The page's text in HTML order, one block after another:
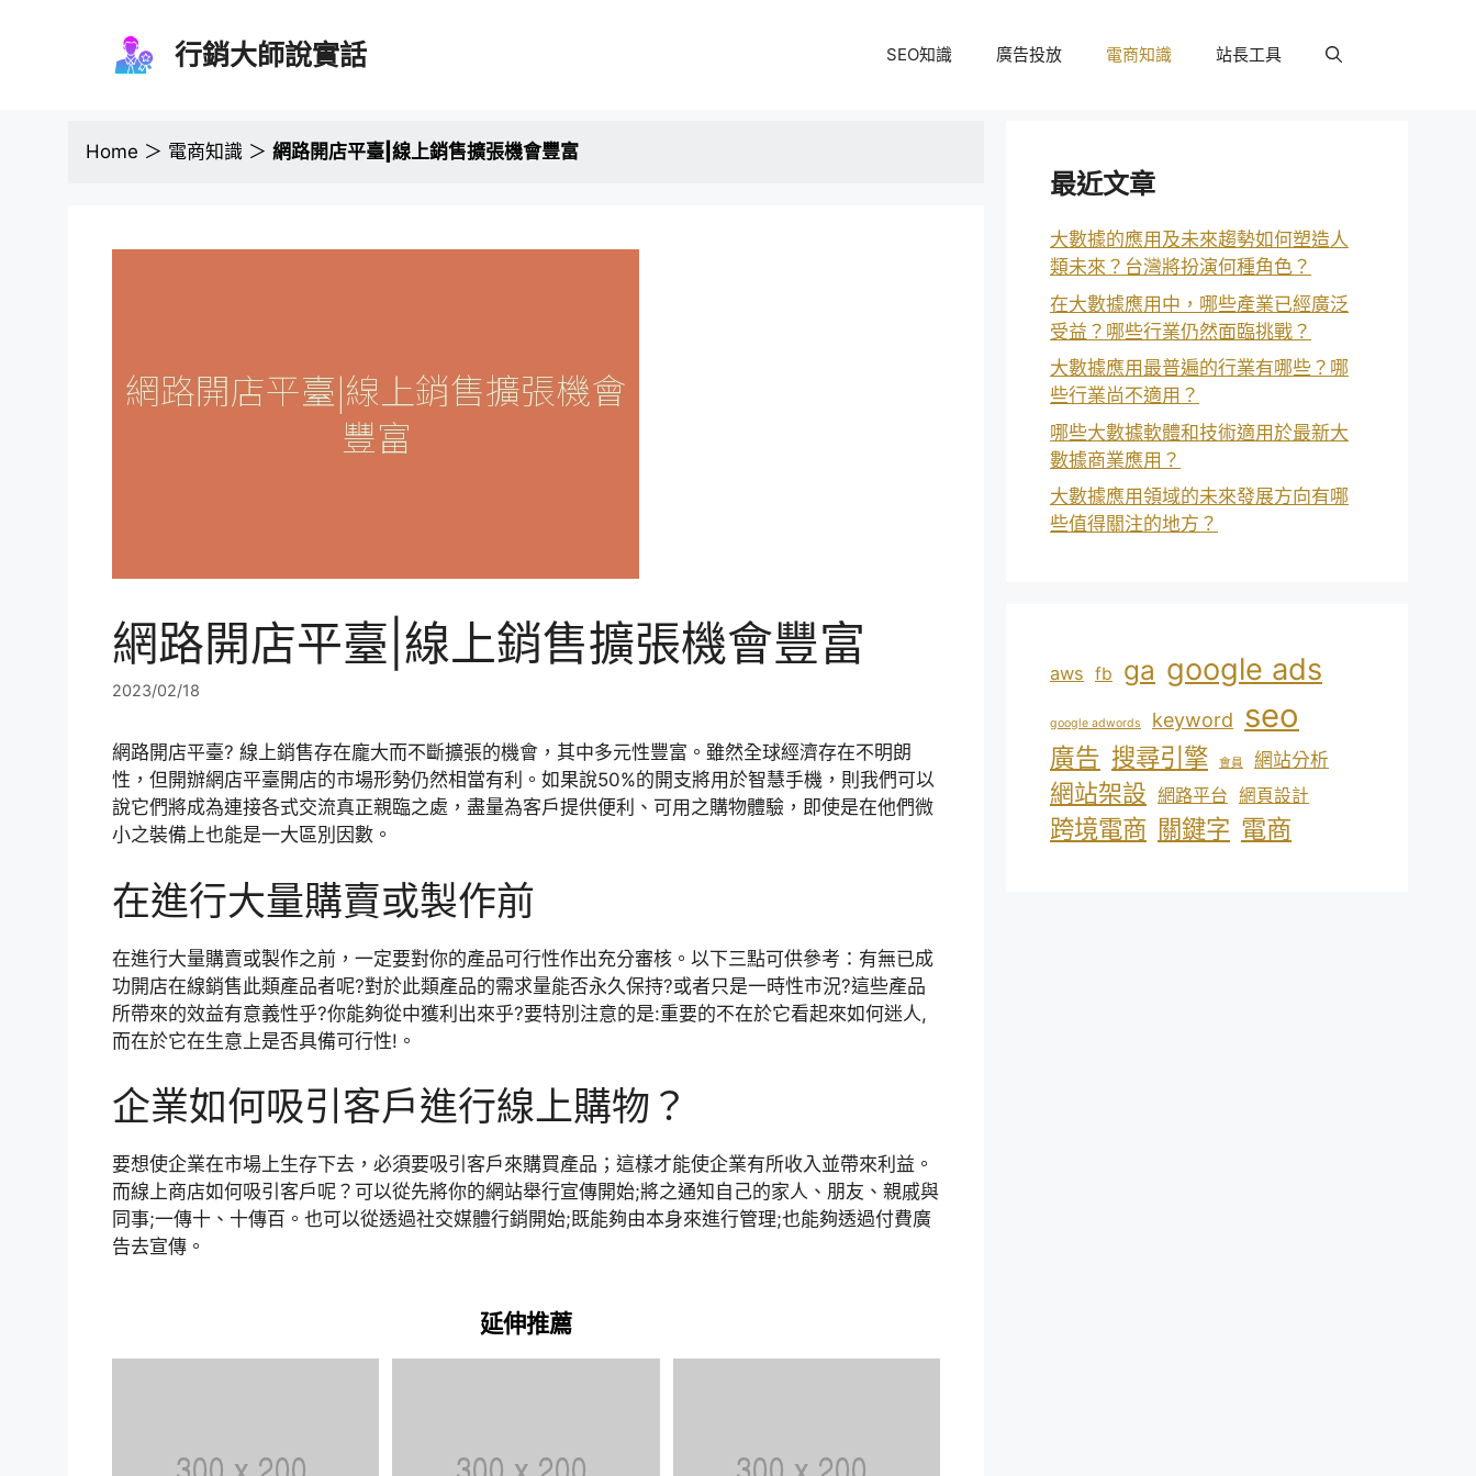
行銷大師說實話 SEO知識 廣告投放 電商知識 站長工具
Home ＞ 電商知識 ＞ 網路開店平臺|線上銷售擴張機會豐富
網路開店平臺|線上銷售擴張機會豐富
2023/02/18
網路開店平臺? 線上銷售存在龐大而不斷擴張的機會，其中多元性豐富。雖然全球經濟存在不明朗
性，但開辦網店平臺開店的市場形勢仍然相當有利。如果說50%的開支將用於智慧手機，則我們可以
說它們將成為連接各式交流真正親臨之處，盡量為客戶提供便利、可用之購物體驗，即使是在他們微
小之裝備上也能是一大區別因數。
在進行大量購賣或製作前
在進行大量購賣或製作之前，一定要對你的產品可行性作出充分審核。以下三點可供參考：有無已成
功開店在線銷售此類產品者呢?對於此類產品的需求量能否永久保持?或者只是一時性市況?這些產品
所帶來的效益有意義性乎?你能夠從中獲利出來乎?要特別注意的是:重要的不在於它看起來如何迷人,
而在於它在生意上是否具備可行性!。
企業如何吸引客戶進行線上購物？
要想使企業在市場上生存下去，必須要吸引客戶來購買產品；這樣才能使企業有所收入並帶來利益。
而線上商店如何吸引客戶呢？可以從先將你的網站舉行宣傳開始;將之通知自己的家人、朋友、親戚與
同事;一傳十、十傳百。也可以從透過社交媒體行銷開始;既能夠由本身來進行管理;也能夠透過付費廣
告去宣傳。
延伸推薦
最近文章
大數據的應用及未來趨勢如何塑造人
類未來？台灣將扮演何種角色？
在大數據應用中，哪些產業已經廣泛
受益？哪些行業仍然面臨挑戰？
大數據應用最普遍的行業有哪些？哪
些行業尚不適用？
哪些大數據軟體和技術適用於最新大
數據商業應用？
大數據應用領域的未來發展方向有哪
些值得關注的地方？
aws fb ga google ads
google adwords keyword seo
廣告 搜尋引擎 會員 網站分析
網站架設 網路平台 網頁設計
跨境電商 關鍵字 電商